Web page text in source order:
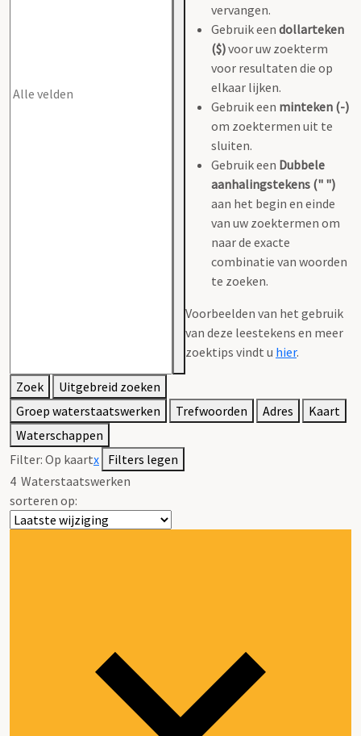
vervangen.
Gebruik een dollarteken
($)voor uw zoekterm
voor resultaten die op
elkaar lijken.
Gebruik een minteken (-)
om zoektermen uit te
sluiten.
Gebruik een Dubbele
aanhalingstekens (" ")
aan het begin en einde
van uw zoektermen om
naar de exacte
combinatie van woorden
te zoeken.
Voorbeelden van het gebruik
van deze leestekens en meer
zoektips vindt u hier.
Zoek
Uitgebreid zoeken
Groep waterstaatswerken
Trefwoorden Adres
Kaart
Waterschappen
Filter: Op kaartx Filters legen
4 Waterstaatswerken
sorteren op: